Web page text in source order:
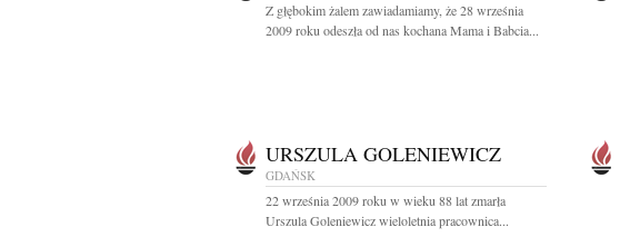
Z głębokim żalem zawiadamiamy, że 28 września
2009 roku odeszła od nas kochana Mama i Babcia...
URSZULA GOLENIEWICZ
GDAŃSK
22 września 2009 roku w wieku 88 lat zmarła
Urszula Goleniewicz wieloletnia pracownica...